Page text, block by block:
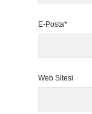
E-Posta*
Web Sitesi